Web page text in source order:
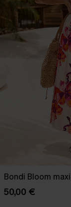
Bondi Bloom
50,00 €